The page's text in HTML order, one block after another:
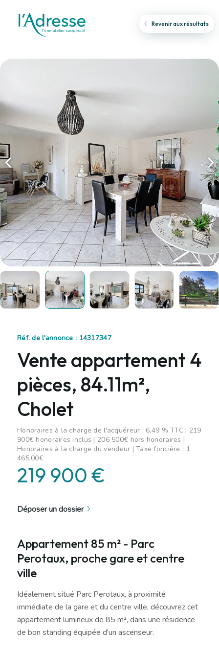
Revenir aux résultats
Réf. de l'annonce : 14317347
Vente appartement 4
pièces, 84.11m²,
Cholet
Honoraires à la charge de l'acquéreur : 6,49 % TTC | 219
900€ honoraires inclus | 206 500€ hors honoraires |
Honoraires à la charge du vendeur | Taxe foncière : 1
465,00€
219 900 €
Déposer un dossier
Appartement 85 m² - Parc
Perotaux, proche gare et centre
ville
Idéalement situé Parc Perotaux, à proximité
immédiate de la gare et du centre ville, découvrez cet
appartement lumineux de 85 m², dans une résidence
de bon standing équipée d'un ascenseur.